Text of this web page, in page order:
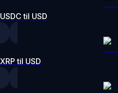
USDC til USD
XRP til USD